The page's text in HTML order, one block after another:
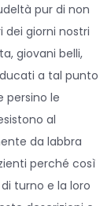
pur di non
dei giorni nostri
giovani belli,
a tal punto
persino le
al
da labbra
perché così
turno e la loro